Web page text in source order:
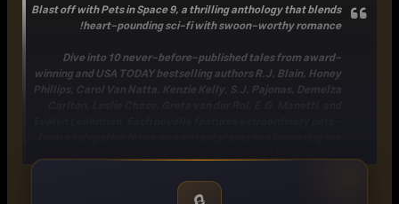
Blast off withPets in Space 9, a thrilling anthology that blends
heart-pounding sci-fi with swoon-worthy romance!
Dive into 10 never-before-published tales from award-
winning and USA TODAY bestselling authors R.J. Blain, Honey
Phillips, Carol Van Natta, Kenzie Kelly, S.J. Pajonas, Demelza